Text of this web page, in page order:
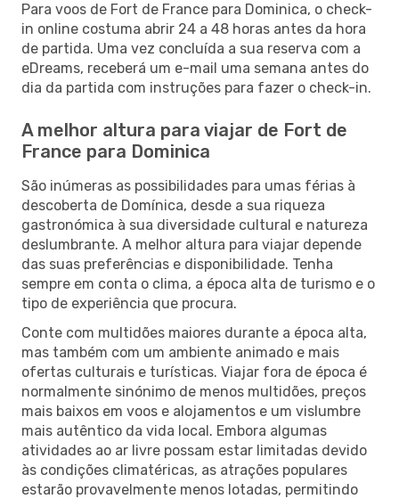
Para voos de Fort de France para Dominica, o check-
in online costuma abrir 24 a 48 horas antes da hora
de partida. Uma vez concluída a sua reserva com a
eDreams, receberá um e-mail uma semana antes do
dia da partida com instruções para fazer o check-in.
A melhor altura para viajar de Fort de
France para Dominica
São inúmeras as possibilidades para umas férias à
descoberta de Domínica, desde a sua riqueza
gastronómica à sua diversidade cultural e natureza
deslumbrante. A melhor altura para viajar depende
das suas preferências e disponibilidade. Tenha
sempre em conta o clima, a época alta de turismo e o
tipo de experiência que procura.
Conte com multidões maiores durante a época alta,
mas também com um ambiente animado e mais
ofertas culturais e turísticas. Viajar fora de época é
normalmente sinónimo de menos multidões, preços
mais baixos em voos e alojamentos e um vislumbre
mais autêntico da vida local. Embora algumas
atividades ao ar livre possam estar limitadas devido
às condições climatéricas, as atrações populares
estarão provavelmente menos lotadas, permitindo